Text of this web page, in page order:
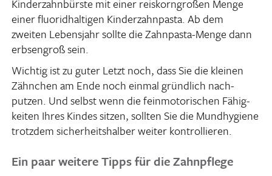
Kinder­zahn­bürste mit einer reis­korn­großen Menge
einer fluo­rid­hal­tigen Kinder­zahn­pasta. Ab dem
zweiten Lebens­jahr sollte die Zahn­pasta-Menge dann
erbsen­groß sein.
Wichtig ist zu guter Letzt noch, dass Sie die kleinen
Zähn­chen am Ende noch einmal gründ­lich nach­
putzen. Und selbst wenn die fein­mo­to­ri­schen Fähig­
keiten Ihres Kindes sitzen, sollten Sie die Mund­hy­giene
trotzdem sicher­heits­halber weiter kontrollieren.
Ein paar weitere Tipps für die Zahnpflege